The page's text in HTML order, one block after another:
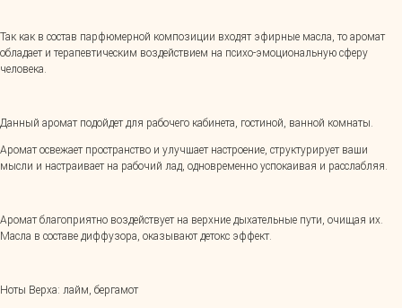
Так как в состав парфюмерной композиции входят эфирные масла, то аромат
обладает и терапевтическим воздействием на психо-эмоциональную сферу
человека.
Данный аромат подойдет для рабочего кабинета, гостиной, ванной комнаты.
Аромат освежает пространство и улучшает настроение, структурирует ваши
мысли и настраивает на рабочий лад, одновременно успокаивая и расслабляя.
Аромат благоприятно воздействует на верхние дыхательные пути, очищая их.
Масла в составе диффузора, оказывают детокс эффект.
Ноты Верха: лайм, бергамот